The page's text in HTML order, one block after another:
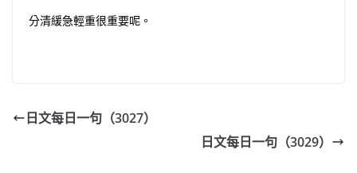
分清緩急輕重很重要呢。
日文每日一句（3027）
日文每日一句（3029）